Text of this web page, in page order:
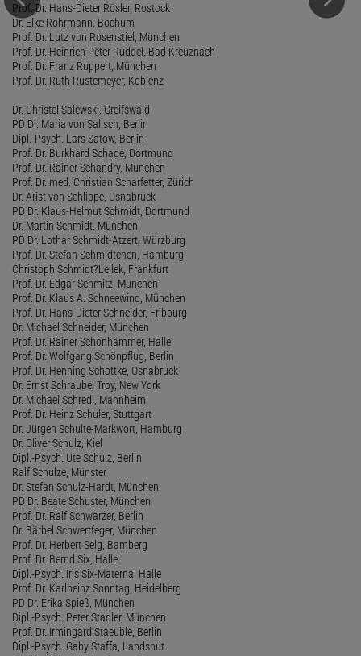
Prof. Dr. Hans-Dieter Rösler, Rostock
Dr. Elke Rohrmann, Bochum
Prof. Dr. Lutz von Rosenstiel, München
Prof. Dr. Heinrich Peter Rüddel, Bad Kreuznach
Prof. Dr. Franz Ruppert, München
Prof. Dr. Ruth Rustemeyer, Koblenz
Dr. Christel Salewski, Greifswald
PD Dr. Maria von Salisch, Berlin
Dipl.-Psych. Lars Satow, Berlin
Prof. Dr. Burkhard Schade, Dortmund
Prof. Dr. Rainer Schandry, München
Prof. Dr. med. Christian Scharfetter, Zürich
Dr. Arist von Schlippe, Osnabrück
PD Dr. Klaus-Helmut Schmidt, Dortmund
Dr. Martin Schmidt, München
PD Dr. Lothar Schmidt-Atzert, Würzburg
Prof. Dr. Stefan Schmidtchen, Hamburg
Christoph Schmidt?Lellek, Frankfurt
Prof. Dr. Edgar Schmitz, München
Prof. Dr. Klaus A. Schneewind, München
Prof. Dr. Hans-Dieter Schneider, Fribourg
Dr. Michael Schneider, München
Prof. Dr. Rainer Schönhammer, Halle
Prof. Dr. Wolfgang Schönpflug, Berlin
Prof. Dr. Henning Schöttke, Osnabrück
Dr. Ernst Schraube, Troy, New York
Dr. Michael Schredl, Mannheim
Prof. Dr. Heinz Schuler, Stuttgart
Dr. Jürgen Schulte-Markwort, Hamburg
Dr. Oliver Schulz, Kiel
Dipl.-Psych. Ute Schulz, Berlin
Ralf Schulze, Münster
Dr. Stefan Schulz-Hardt, München
PD Dr. Beate Schuster, München
Prof. Dr. Ralf Schwarzer, Berlin
Dr. Bärbel Schwertfeger, München
Prof. Dr. Herbert Selg, Bamberg
Prof. Dr. Bernd Six, Halle
Dipl.-Psych. Iris Six-Materna, Halle
Prof. Dr. Karlheinz Sonntag, Heidelberg
PD Dr. Erika Spieß, München
Dipl.-Psych. Peter Stadler, München
Prof. Dr. Irmingard Staeuble, Berlin
Dipl.-Psych. Gaby Staffa, Landshut